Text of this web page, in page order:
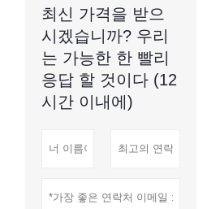
최신 가격을 받으
시겠습니까? 우리
는 가능한 한 빨리
응답 할 것이다 (12
시간 이내에)